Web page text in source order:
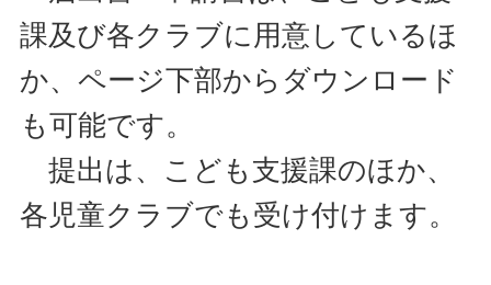
課及び各クラブに用意しているほ
か、ページ下部からダウンロード
も可能です。
提出は、こども支援課のほか、
各児童クラブでも受け付けます。